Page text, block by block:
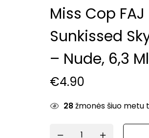
Miss Cop
Sunkissed
– Nude, 6,3
€4.90
28žmonės šiuo metu